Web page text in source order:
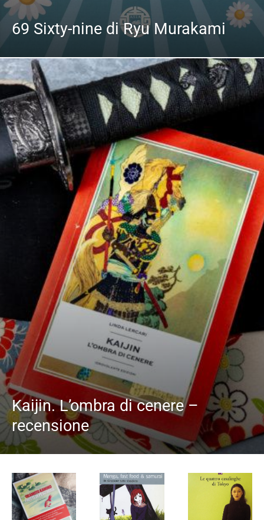
69 Sixty-nine di Ryu Murakami
Kaijin. L’ombra di cenere –
recensione